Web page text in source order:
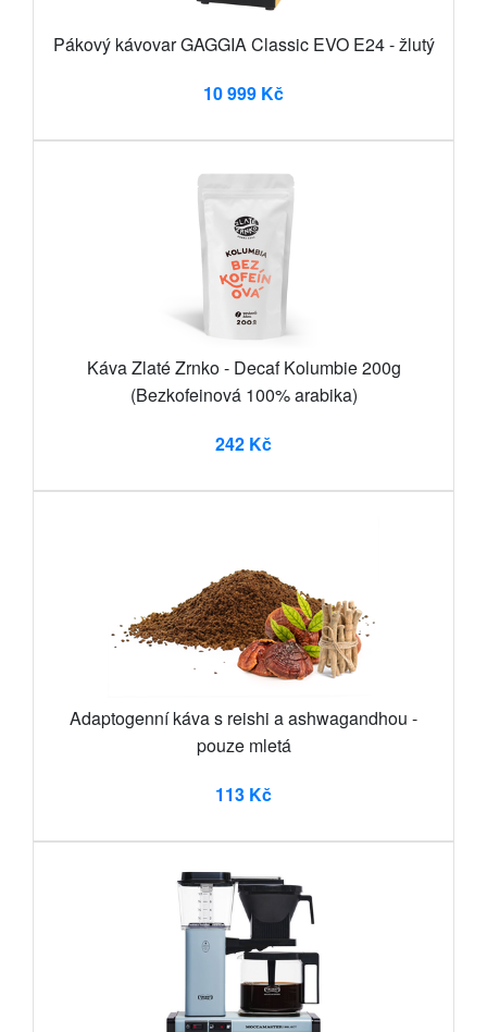
Pákový kávovar GAGGIA Classic EVO E24 - žlutý
10 999 Kč
Káva Zlaté Zrnko - Decaf Kolumbie 200g
(Bezkofeinová 100% arabika)
242 Kč
Adaptogenní káva s reishi a ashwagandhou -
pouze mletá
113 Kč